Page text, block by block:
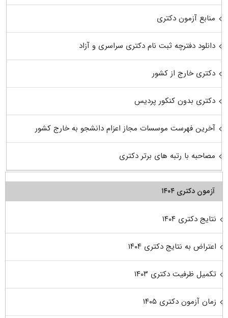
منابع آزمون دکتری
دانلود دفترچه ثبت نام دکتری سراسری و آزاد
دکتری خارج از کشور
دکتری بدون کنکور پردیس
آخرین فهرست موسسات مجاز اعزام دانشجو به خارج کشور
مصاحبه با رتبه های برتر دکتری
آزمون دکتری ۱۴۰۴
نتایج دکتری ۱۴۰۴
اعتراض به نتایج دکتری ۱۴۰۴
تکمیل ظرفیت دکتری ۱۴۰۳
زمان آزمون دکتری ۱۴۰۵